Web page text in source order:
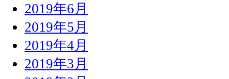
2019年6月
2019年5月
2019年4月
2019年3月